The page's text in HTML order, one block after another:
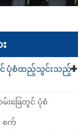
င် ပုံစံထည့်သွင်းသည့်
းခြေတွင် ပုံစံ
က်